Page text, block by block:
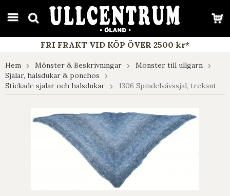
google-site-verification: google7e4b1026db5d9f32.html
FRI FRAKT VID KÖP ÖVER 2500 kr*
Hem Mönster & Beskrivningar
Mönster till ullgarn
Sjalar, halsdukar & ponchos
Stickade sjalar och halsdukar
1306 Spindelvävssjal, trekant